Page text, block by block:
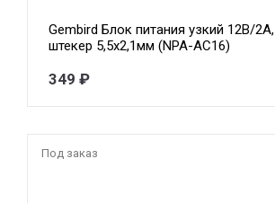
Gembird Блок питания узкий 12В/2А,
штекер 5,5х2,1мм (NPA-AC16)
349 ₽
Под заказ